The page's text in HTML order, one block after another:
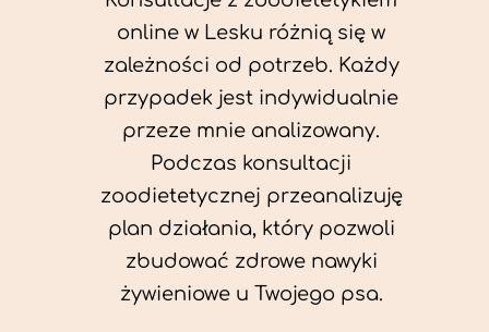
online w Lesku różnią się w
zależności od potrzeb. Każdy
przypadek jest indywidualnie
przeze mnie analizowany.
Podczas konsultacji
zoodietetycznej przeanalizuję
plan działania, który pozwoli
zbudować zdrowe nawyki
żywieniowe u Twojego psa.